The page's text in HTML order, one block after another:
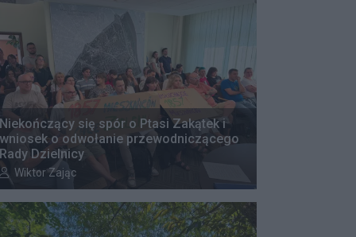
Niekończący się spór o Ptasi Zakątek i
wniosek o odwołanie przewodniczącego
Rady Dzielnicy
Autor artykułu:
Wiktor Zając